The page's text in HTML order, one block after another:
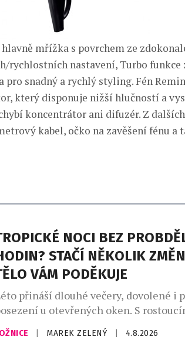
mřížka s povrchem ze
rychlostních nastavení, Turbo funkce
pro snadný a rychlý styling. Fén
který disponuje nižší hlučností a
koncentrátor ani difuzér. Z dalších
kabel, očko na zavěšení fénu a
NOCI BEZ
STAČÍ NĚKOLIK ZMĚN
VÁM PODĚKUJE
přináší dlouhé večery, dovolené i
u otevřených oken. S
ale přichází i méně vítaná stránka
noci. Převalování v posteli,
MAREK ZELENÝ 4.8.2026